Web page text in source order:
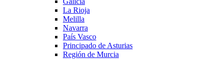
La Rioja
Melilla
Navarra
País Vasco
Principado de Asturias
Región de Murcia